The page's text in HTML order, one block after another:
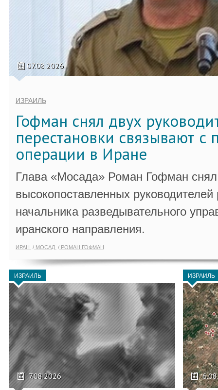
07.08.2026
ИЗРАИЛЬ
Гофман снял двух
перестановки связывают с
операции в Иране
Глава «Мосада» Роман Гофман снял
высокопоставленных
начальника разведывательного
иранского направления.
ИРАН МОСАД РОМАН ГОФМАН
ИЗРАИЛЬ
7.08.2026
ИЗРАИЛЬ